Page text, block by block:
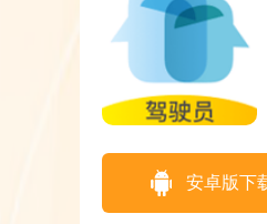
安卓版下